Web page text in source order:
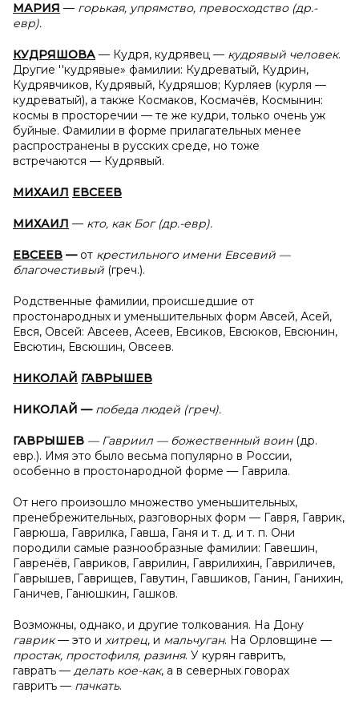
МАРИЯ — горькая, упрямство, превосходство (др.-
евр).
КУДРЯШОВА — Кудря, кудрявец — кудрявый человек.
Другие ''кудрявые» фамилии: Кудреватый, Кудрин,
Кудрявчиков, Кудрявый, Кудряшов; Курляев (курля —
кудреватый), а также Космаков, Космачёв, Космынин:
космы в просторечии — те же кудри, только очень уж
буйные. Фамилии в форме прилагательных менее
распространены в русских среде, но тоже
встречаются — Кудрявый.
МИХАИЛ ЕВСЕЕВ
МИХАИЛ — кто, как Бог (др.-евр).
ЕВСЕЕВ —от крестильного имени Евсевий —
благочестивый (греч.).
Родственные фамилии, происшедшие от
простонародных и уменьшительных форм Авсей, Асей,
Евся, Овсей: Авсеев, Асеев, Евсиков, Евсюков, Евсюнин,
Евсютин, Евсюшин, Овсеев.
НИКОЛАЙ ГАВРЫШЕВ
НИКОЛАЙ — победа людей (греч).
ГАВРЫШЕВ — Гавриил — божественный воин(др.
евр.). Имя это было весьма популярно в России,
особенно в простонародной форме — Гаврила.
От него произошло множество уменьшительных,
пренебрежительных, разговорных форм — Гавря, Гаврик,
Гаврюша, Гаврилка, Гавша, Ганя и т. д. и т. п. Они
породили самые разнообразные фамилии: Гавешин,
Гавренёв, Гавриков, Гаврилин, Гаврилихин, Гавриличев,
Гаврышев, Гаврищев, Гавутин, Гавшиков, Ганин, Ганихин,
Ганичев, Ганюшкин, Гашков.
Возможны, однако, и другие толкования. На Дону
гаврик— это и хитрец, и мальчуган. На Орловщине —
простак, простофиля, разиня. У курян гавритъ,
гавратъ — делать кое-как, а в северных говорах
гавритъ — пачкать.